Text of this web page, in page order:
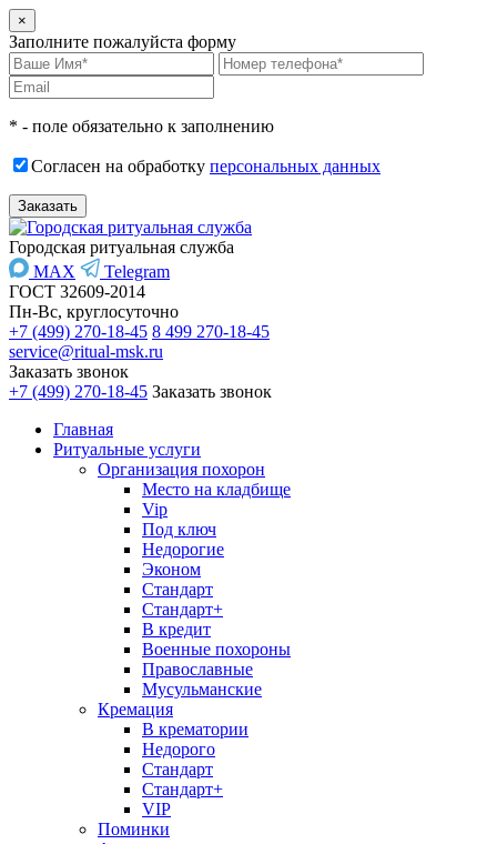
×
Заполните пожалуйста форму
* - поле обязательно к заполнению
Согласен на обработку персональных данных
Городская ритуальная служба
MAX
Telegram
ГОСТ 32609-2014
Пн-Вс, круглосуточно
+7 (499) 270-18-45 8 499 270-18-45
service@ritual-msk.ru
Заказать звонок
+7 (499) 270-18-45 Заказать звонок
Главная
Ритуальные услуги
Организация похорон
Место на кладбище
Vip
Под ключ
Недорогие
Эконом
Стандарт
Стандарт+
В кредит
Военные похороны
Православные
Мусульманские
Кремация
В крематории
Недорого
Стандарт
Стандарт+
VIP
Поминки